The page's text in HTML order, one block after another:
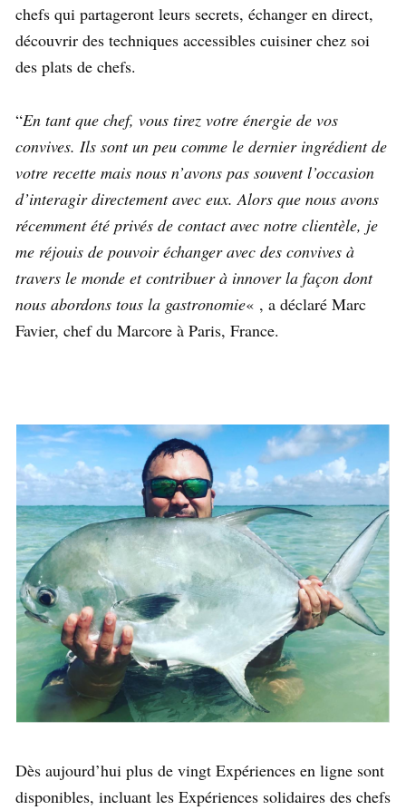
chefs qui partageront leurs secrets, échanger en direct,
découvrir des techniques accessibles cuisiner chez soi
des plats de chefs.
“En tant que chef, vous tirez votre énergie de vos
convives. Ils sont un peu comme le dernier ingrédient de
votre recette mais nous n’avons pas souvent l’occasion
d’interagir directement avec eux. Alors que nous avons
récemment été privés de contact avec notre clientèle, je
me réjouis de pouvoir échanger avec des convives à
travers le monde et contribuer à innover la façon dont
nous abordons tous la gastronomie« , a déclaré Marc
Favier, chef du Marcore à Paris, France.
Dès aujourd’hui plus de vingt Expériences en ligne sont
disponibles, incluant les Expériences solidaires des chefs